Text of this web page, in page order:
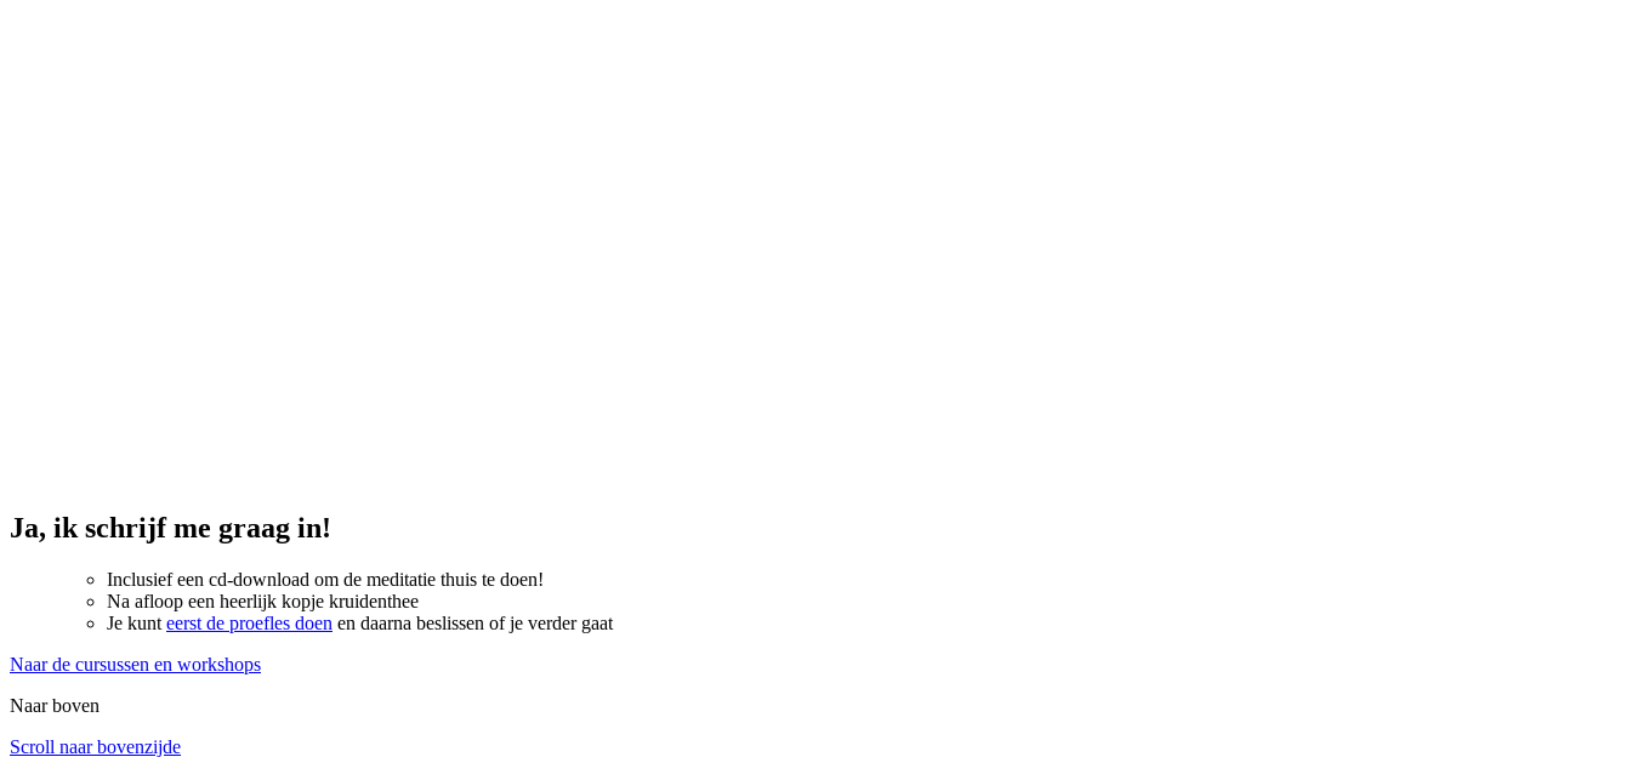
Ja, ik schrijf me graag in!
Inclusief een cd-download om de meditatie thuis te doen!
Na afloop een heerlijk kopje kruidenthee
Je kunt eerst de proefles doen en daarna beslissen of je verder gaat
Naar de cursussen en workshops
Naar boven
Scroll naar bovenzijde